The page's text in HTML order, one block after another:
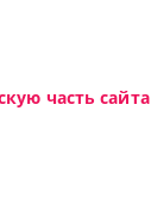
часть сайта